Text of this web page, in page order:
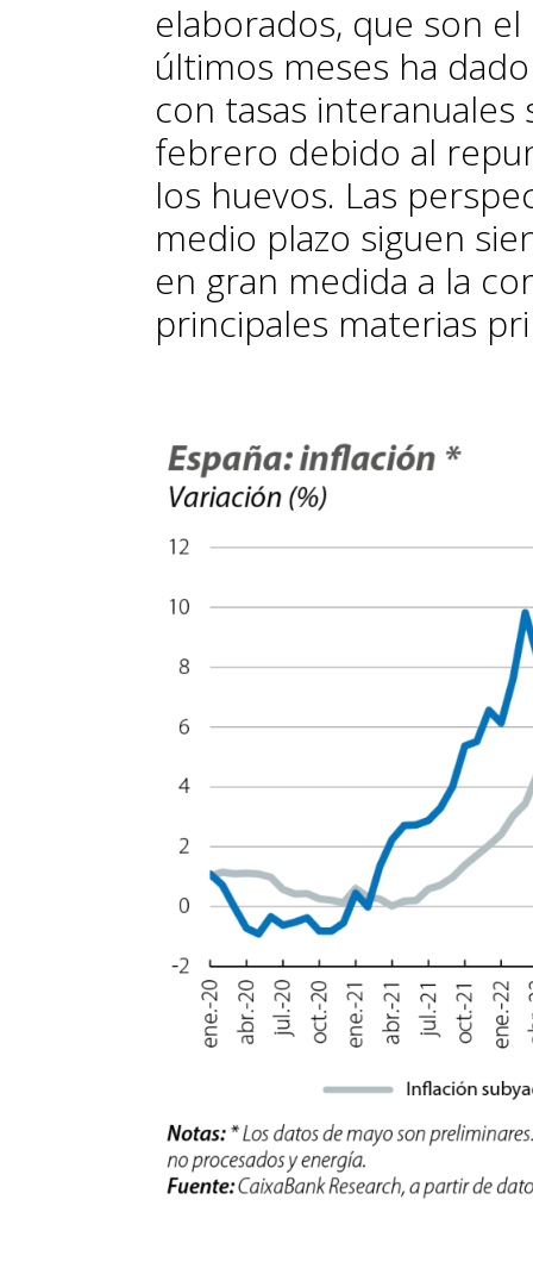
elaborados, que son
últimos meses ha
con tasas
febrero debido al
los huevos. Las
medio plazo siguen
en gran medida a la
principales materias